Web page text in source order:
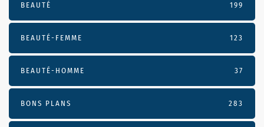
BEAUTÉ 199
BEAUTÉ-FEMME 123
BEAUTÉ-HOMME 37
BONS PLANS 283